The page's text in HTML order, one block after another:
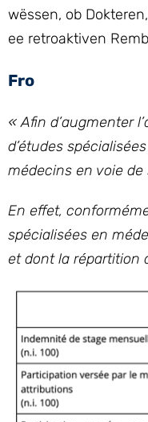
wëssen, ob
ee retroaktiven
Fro
« Afin d’augmenter
d’études
médecins en voie de
En effet,
spécialisées en
et dont la répartition